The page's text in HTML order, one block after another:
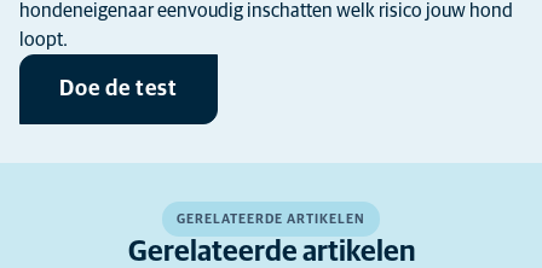
hondeneigenaar eenvoudig inschatten welk risico jouw hond
loopt.
Doe de test
GERELATEERDE ARTIKELEN
Gerelateerde artikelen